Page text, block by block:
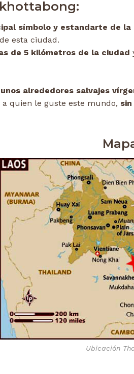
símbolo y estandarte de la
esta ciudad.
de 5 kilómetros de la ciudad
alrededores salvajes
quien le guste este mundo,
Ubicación